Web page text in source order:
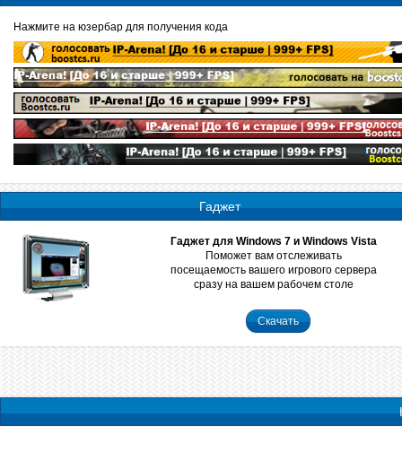
Нажмите на юзербар для получения кода
Гаджет
Гаджет для Windows 7 и Windows Vista
Поможет вам отслеживать
посещаемость вашего игрового сервера
сразу на вашем рабочем столе
Скачать